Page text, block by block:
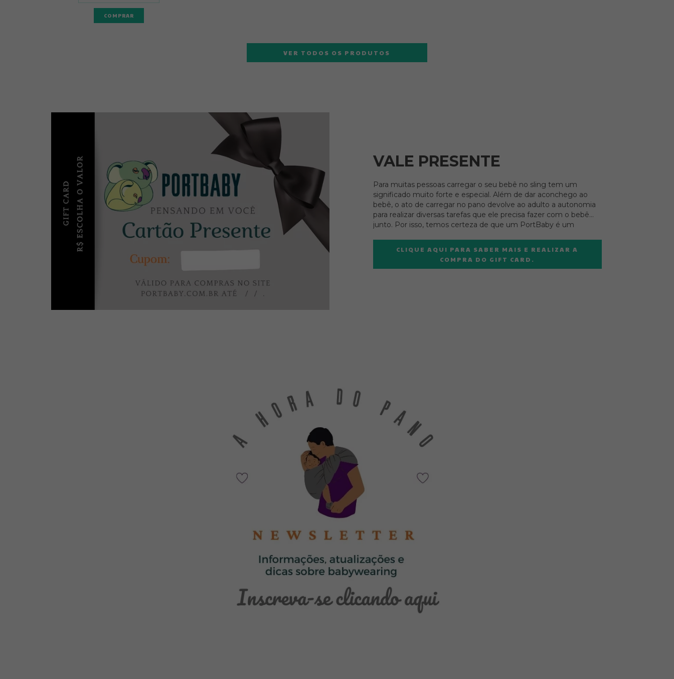
VER TODOS OS PRODUTOS
VALE PRESENTE
Para muitas pessoas carregar o seu bebê no sling tem um
significado muito forte e especial. Além de dar aconchego ao
bebê, o ato de carregar no pano devolve ao adulto a autonomia
para realizar diversas tarefas que ele precisa fazer com o bebê
junto. Por isso, temos certeza de que um PortBaby é um
CLIQUE AQUI PARA SABER MAIS E REALIZAR A
COMPRA DO GIFT CARD.